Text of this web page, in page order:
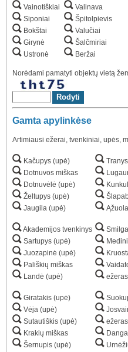
Vainotiškiai
Siponiai
Bokštai
Girynė
Ustronė
Valinava
Špitolpievis
Valučiai
Šalčmiriai
Beržai
Norėdami pamatyti objektų vietą
Gamta apylinkėse
Artimiausi ežerai, tvenkiniai, upės,
Kačupys (upė)
Dotnuvos miškas
Dotnuvėlė (upė)
Želtupys (upė)
Jaugila (upė)
Akademijos tvenkinys
Sartupys (upė)
Juozapinė (upė)
Pališkių miškas
Landė (upė)
Giratakis (upė)
Vėja (upė)
Sutautiškis (upė)
Krakių miškas
Šernupis (upė)